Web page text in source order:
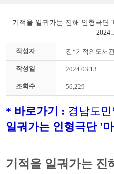
기적을 일궈가는 진해 인형극단
작성자 진*기적의도서
작성일 2024.03.13.
조회수 56,229
* 바로가기 : 경남도
일궈가는 인형극단 '
기적을 일궈가는 진